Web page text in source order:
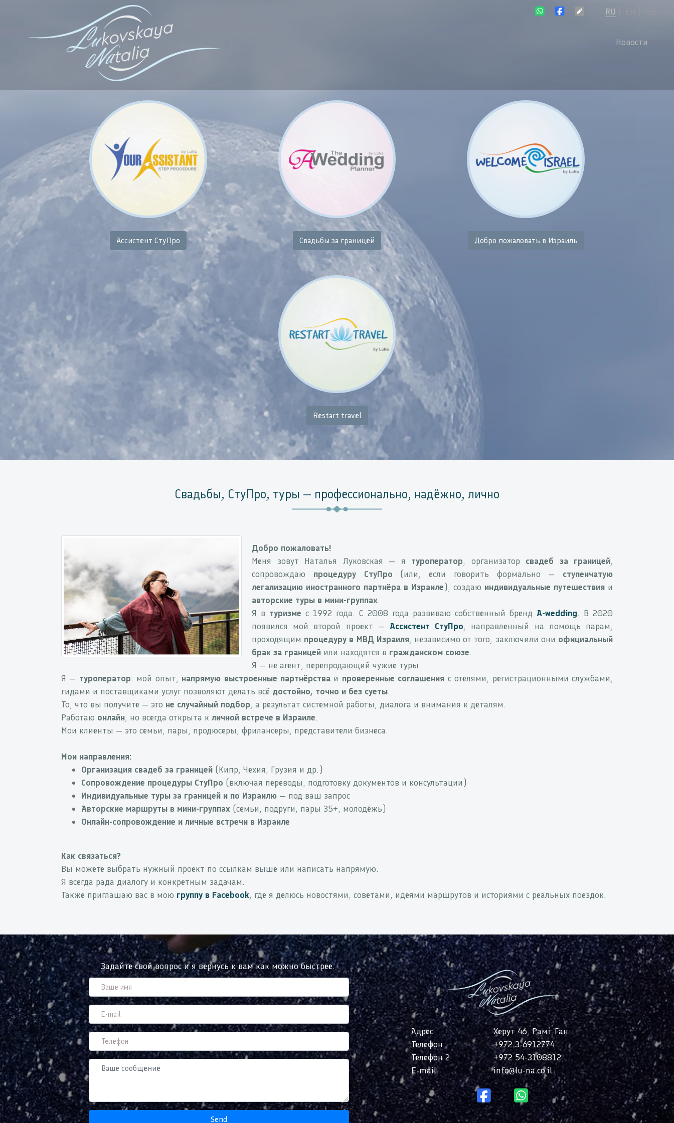
RU
Новости
Ассистент СтуПро Свадьбы за границей Добро пожаловать в Израиль
Restart travel
Свадьбы, СтуПро, туры — профессионально, надёжно, лично
Добро пожаловать!
Меня зовут Наталья Луковская — я туроператор, организатор свадеб за границей,
сопровождаю процедуру СтуПро (или, если говорить формально — ступенчатую
легализацию иностранного партнёра в Израиле), создаю индивидуальные путешествия и
авторские туры в мини-группах.
Я в туризме с 1992 года. С 2008 года развиваю собственный бренд A-wedding. В 2020
появился мой второй проект — Ассистент СтуПро, направленный на помощь парам,
проходящим процедуру в МВД Израиля, независимо от того, заключили они официальный
брак за границей или находятся в гражданском союзе.
Я — не агент, перепродающий чужие туры.
Я — туроператор: мой опыт, напрямую выстроенные партнёрства и проверенные соглашения с отелями, регистрационными службами,
гидами и поставщиками услуг позволяют делать всё достойно, точно и без суеты.
То, что вы получите — это не случайный подбор, а результат системной работы, диалога и внимания к деталям.
Работаю онлайн, но всегда открыта к личной встрече в Израиле.
Мои клиенты — это семьи, пары, продюсеры, фрилансеры, представители бизнеса.
Мои направления:
Организация свадеб за границей (Кипр, Чехия, Грузия и др.)
Сопровождение процедуры СтуПро (включая переводы, подготовку документов и консультации)
Индивидуальные туры за границей и по Израилю — под ваш запрос
Авторские маршруты в мини-группах (семьи, подруги, пары 35+, молодёжь)
Онлайн-сопровождение и личные встречи в Израиле
Как связаться?
Вы можете выбрать нужный проект по ссылкам выше или написать напрямую.
Я всегда рада диалогу и конкретным задачам.
Также приглашаю вас в мою группу в Facebook, где я делюсь новостями, советами, идеями маршрутов и историями с реальных поездок.
Адрес
Херут 46, Рамт Ган
Телефон
+972 3-6912774
Телефон 2
+972 54-3108812
E-mail
info@lu-na.co.il
Задайте свой вопрос и я вернусь к вам как можно быстрее.
Send